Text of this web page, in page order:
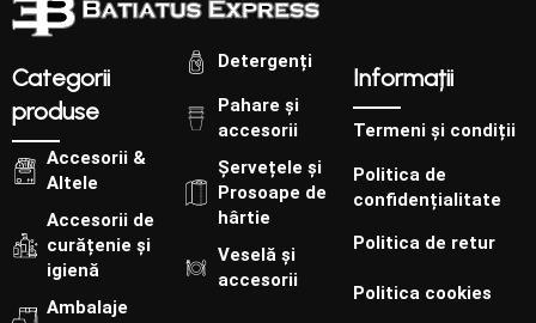
Categorii
produse
Accesorii &
Altele
Accesorii de
curățenie și
igienă
Ambalaje
Detergenți
Pahare și
accesorii
Șervețele și
Prosoape de
hârtie
Veselă și
accesorii
Informații
Termeni și condiții
Politica de
confidențialitate
Politica de retur
Politica cookies